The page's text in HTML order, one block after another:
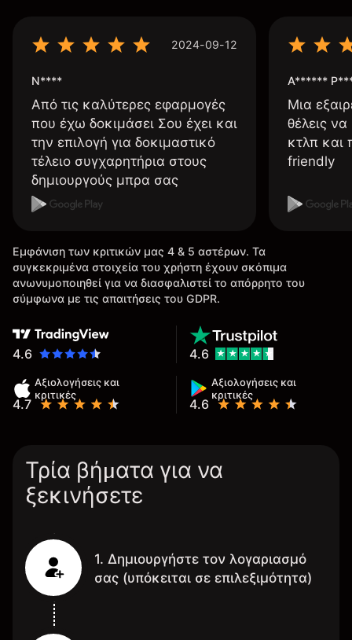
2024-09-12
N****
Από τις καλύτερες εφαρμογές
που έχω δοκιμάσει Σου έχει και
την επιλογή για δοκιμαστικό
τέλειο συγχαρητήρια στους
δημιουργούς μπρα σας
A******
Μια
θέλεις
κτλπ και
friendly
Εμφάνιση των κριτικών μας 4 & 5 αστέρων. Τα
συγκεκριμένα στοιχεία του χρήστη έχουν σκόπιμα
ανωνυμοποιηθεί για να διασφαλιστεί το απόρρητο του
σύμφωνα με τις απαιτήσεις του GDPR.
4.6
Αξιολογήσεις και
κριτικές
4.7
Αξιολογήσεις και
κριτικές
4.6
4.6
Τρία βήματα για να
ξεκινήσετε
1. Δημιουργήστε τον λογαριασμό
σας (υπόκειται σε επιλεξιμότητα)